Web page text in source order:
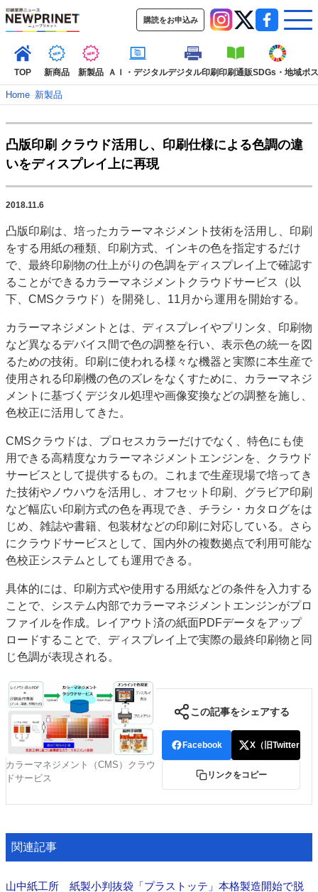
購読をお申込み
TOP 新商品 新製品 ＡＩ・デジタルデジタル印刷印刷通販SDGs・地域ポ
TOP
新着記事 特集記事
インタビュー
コレクション
SDGs・地域
ポストプレス ビジネス イベント 信用情報
業界
市場・統計
人事・移転・異動・訃報
特集記事カテゴリー一覧
特集・デジタル印刷 アイデアで勝負！ ～多様なビジネス・多彩な商材～
JAPAN PACK 2023 特集
中古印刷機・製本機特集
2022 検査・校正特集
特集・デジタル印刷 ～ 新成長軌道を描く
案内
運営
会社案内
購読・購入申し込み
サイトポリシー
お問い合わせ
Home–新製品
凸版印刷 クラウド活用し、印刷仕様による色調の違
いをディスプレイ上に再現
2018.11.6
凸版印刷は、培ったカラーマネジメント技術を活用し、印刷
をする用紙の種類、印刷方式、インキの色を指定するだけ
で、最終印刷物の仕上がりの色調をディスプレイ上で確認す
ることができるカラーマネジメントクラウドサービス（以
下、CMSクラウド）を開発し、11月から運用を開始する。
カラーマネジメントとは、ディスプレイやプリンタ、印刷物
など異なるデバイス間で色の調整を行い、表示色の統一を図
るための技術。印刷に使われる様々な機器と実際に本生産で
使用される印刷機の色のズレをなくすために、カラーマネジ
メントに基づくデジタル処理や画像変換などの調整を施し、
色校正に活用してきた。
CMSクラウドは、プロセスカラーだけでなく、特色にも使
用できる高精度なカラーマネジメントエンジンを、クラウド
サービスとして提供するもの。これまで生産現場で培ってき
た技術やノウハウを活用し、オフセット印刷、グラビア印刷
など幅広い印刷方式の色を再現でき、チラシ・カタログをは
じめ、雑誌や書籍、包装材などの印刷に対応している。さら
にクラウドサービスとして、国内外の複数拠点で利用可能な
色校正システムとしても運用できる。
具体的には、印刷方式や使用する用紙などの条件を入力する
ことで、システム内部でカラーマネジメントエンジンがプロ
ファイルを作成。レイアウト済の紙面PDFデータをアップ
ロードすることで、ディスプレイ上で実際の最終印刷物と同
じ色調が表現される。
カラーマネジメント（CMS）クラウ
ドサービス
この記事をシェアする
Facebook X（旧Twitter）
リンクをコピー
関連記事
山中紙工所 紙製小判抜袋「プラストッテ」本格製造開始で脱